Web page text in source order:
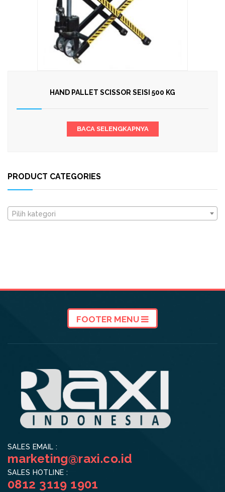
HAND PALLET SCISSOR SEISI 500 KG
BACA SELENGKAPNYA
PRODUCT CATEGORIES
Pilih kategori
FOOTER MENU
SALES EMAIL :
marketing@raxi.co.id
SALES HOTLINE :
0812 3119 1901